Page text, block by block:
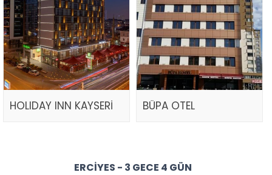
HOLIDAY INN KAYSERİ BÜPA OTEL
ERCIYES - 3 GECE 4 GÜN